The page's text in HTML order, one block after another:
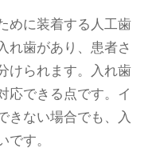
めに装着する人工歯
れ歯があり、患者さ
けられます。入れ歯
応できる点です。イ
きない場合でも、入
す。